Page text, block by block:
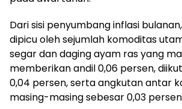
Dari sisi penyumbang inflasi
dipicu oleh sejumlah komoditas
segar dan daging ayam ras yang
memberikan andil 0,06 persen,
0,04 persen, serta angkutan antar
masing-masing sebesar 0,03